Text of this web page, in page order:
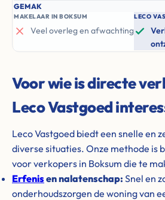
GEMAK
MAKELAAR IN BOKSUM
Veel overleg en afwachting
LECO
Voor wie is directe
Leco Vastgoed
Leco Vastgoed biedt een snelle en
diverse situaties. Onze methode is
voor verkopers in Boksum die te
Erfenisen nalatenschap: Snel en
onderhoudszorgen de woning van